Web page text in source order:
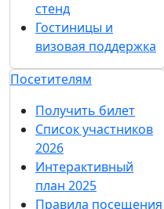
стенд
Гостиницы и
визовая поддержка
Посетителям
Получить билет
Список участников
2026
Интерактивный
план 2025
Правила посещения